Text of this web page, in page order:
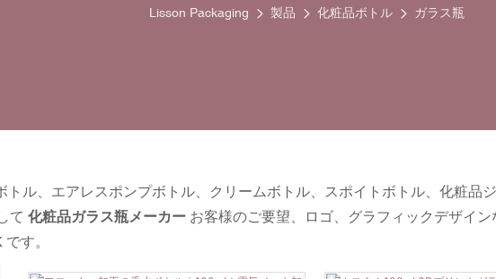
Lisson Packaging 製品 化粧品ボトル ガラス瓶
トル、エアレスポンプボトル、クリームボトル、スポイトボトル、化粧品
て 化粧品ガラス瓶メーカー お客様のご要望、ロゴ、グラフィックデザイ
す。